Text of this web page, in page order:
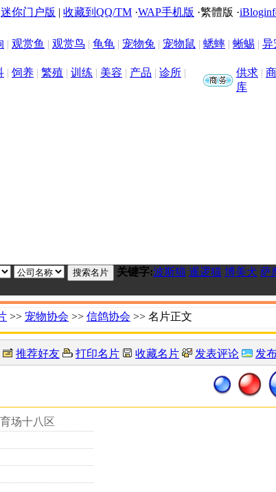
迷你门户版 | 收藏到QQ/TM ·WAP手机版 ·繁體版 ·
| 观赏鱼 | 观赏鸟 | 龟龟 | 宠物兔 | 宠物鼠 | 蟋蟀 | 蜥蜴 | 异
| 饲养 | 繁殖 | 训练 | 美容 | 产品 | 诊所 |
供求 |
库
关键字:波斯猫 暹逻猫 博美犬 萨
>> 宠物协会 >> 信鸽协会 >> 名片正文
推荐好友 打印名片 收藏名片 发表评论 发
场十八区